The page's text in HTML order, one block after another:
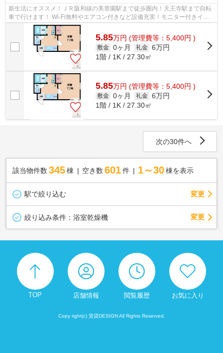
新生活にオススメ！ＪＲ阪和線の美章園駅まで徒歩圏内！天王寺駅まで自転
車で行けます！ Wi-Fi無料やエアコン付きなど設備充実！モニター付きイン
ターホンもあり、防犯面もしっかりと...
5.85万円 (管理費等：5,400円 )
敷金 0ヶ月 礼金 6万円
1階 / 1K / 27.30㎡
5.85万円 (管理費等：5,400円 )
敷金 0ヶ月 礼金 6万円
1階 / 1K / 27.30㎡
次の30件へ
該当物件数 345棟 空き数 601 件 1～30 棟を表示
駅で絞り込む 変更
絞り込み条件： 浴室乾燥機 変更
TOP 店舗情報 閲覧履歴 お気に入り
Copy right(c) 賃貸DESIGN All Rights Reserved.